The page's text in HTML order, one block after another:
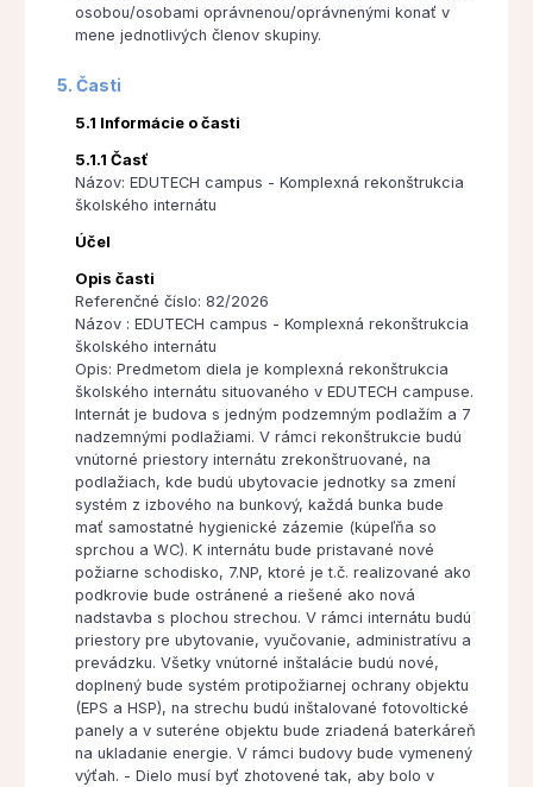
osobou/osobami oprávnenou/oprávnenými konať v
mene jednotlivých členov skupiny.
5. Časti
5.1 Informácie o časti
5.1.1 Časť
Názov: EDUTECH campus - Komplexná rekonštrukcia
školského internátu
Účel
Opis časti
Referenčné číslo: 82/2026
Názov : EDUTECH campus - Komplexná rekonštrukcia
školského internátu
Opis: Predmetom diela je komplexná rekonštrukcia
školského internátu situovaného v EDUTECH campuse.
Internát je budova s jedným podzemným podlažím a 7
nadzemnými podlažiami. V rámci rekonštrukcie budú
vnútorné priestory internátu zrekonštruované, na
podlažiach, kde budú ubytovacie jednotky sa zmení
systém z izbového na bunkový, každá bunka bude
mať samostatné hygienické zázemie (kúpeľňa so
sprchou a WC). K internátu bude pristavané nové
požiarne schodisko, 7.NP, ktoré je t.č. realizované ako
podkrovie bude ostránené a riešené ako nová
nadstavba s plochou strechou. V rámci internátu budú
priestory pre ubytovanie, vyučovanie, administratívu a
prevádzku. Všetky vnútorné inštalácie budú nové,
doplnený bude systém protipožiarnej ochrany objektu
(EPS a HSP), na strechu budú inštalované fotovoltické
panely a v suteréne objektu bude zriadená baterkáreň
na ukladanie energie. V rámci budovy bude vymenený
výťah. - Dielo musí byť zhotovené tak, aby bolo v